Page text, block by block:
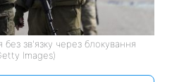
зв'язку через блокування
Images)